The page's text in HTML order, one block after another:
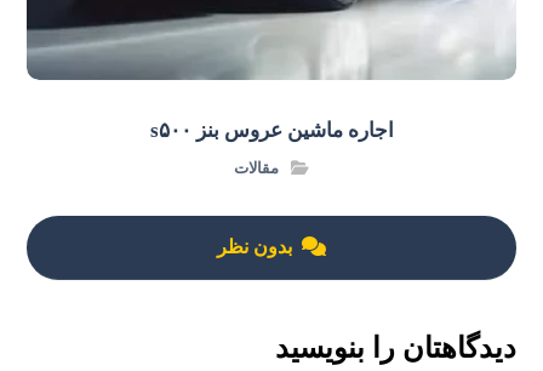
اجاره ماشین عروس بنز s۵۰۰
مقالات
بدون نظر
دیدگاهتان را بنویسید